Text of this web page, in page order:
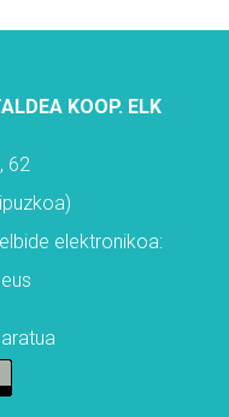
KOOP. ELK
62
elektronikoa: